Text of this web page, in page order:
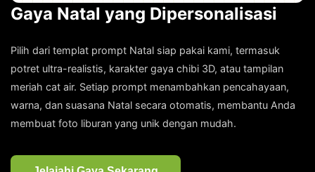
Gaya Natal yang Dipersonalisasi
Pilih dari templat prompt Natal siap pakai kami, termasuk
potret ultra-realistis, karakter gaya chibi 3D, atau tampilan
meriah cat air. Setiap prompt menambahkan pencahayaan,
warna, dan suasana Natal secara otomatis, membantu Anda
membuat foto liburan yang unik dengan mudah.